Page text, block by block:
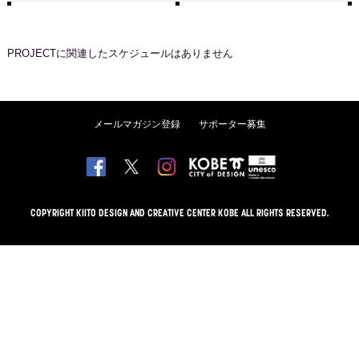
PROJECTに関連したスケジュールはありません
メールマガジン登録 サポーター募集
COPYRIGHT KIITO DESIGN AND CREATIVE CENTER KOBE ALL RIGHTS RESERVED.